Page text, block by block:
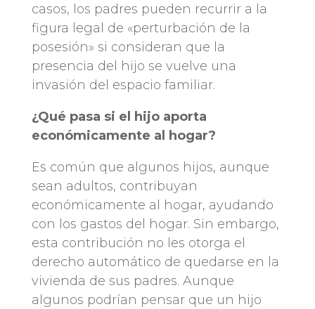
casos, los padres pueden recurrir a la
figura legal de «perturbación de la
posesión» si consideran que la
presencia del hijo se vuelve una
invasión del espacio familiar.
¿Qué pasa si el hijo aporta
económicamente al hogar?
Es común que algunos hijos, aunque
sean adultos, contribuyan
económicamente al hogar, ayudando
con los gastos del hogar. Sin embargo,
esta contribución no les otorga el
derecho automático de quedarse en la
vivienda de sus padres. Aunque
algunos podrían pensar que un hijo